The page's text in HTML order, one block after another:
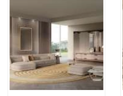
В КОРЗИНУ